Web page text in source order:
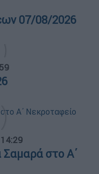
07/08/2026
Σαμαρά στο Α΄